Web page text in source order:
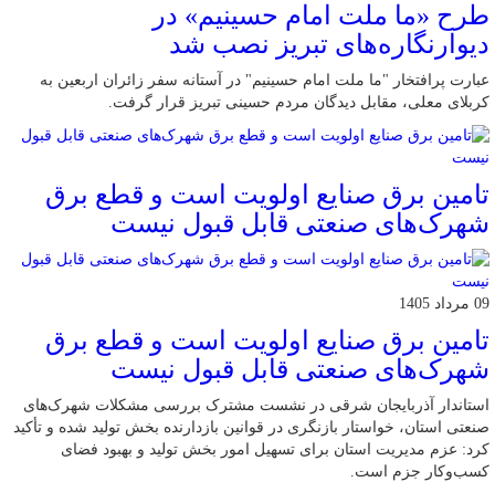
طرح «ما ملت امام حسینیم» در
دیوارنگاره‌های تبریز نصب شد
عبارت پرافتخار "ما ملت امام حسینیم" در آستانه سفر زائران اربعین به
کربلای معلی، مقابل دیدگان مردم حسینی تبریز قرار گرفت.
تامین برق صنایع اولویت است و قطع برق
شهرک‌های صنعتی قابل قبول نیست
09 مرداد 1405
تامین برق صنایع اولویت است و قطع برق
شهرک‌های صنعتی قابل قبول نیست
استاندار آذربایجان شرقی در نشست مشترک بررسی مشکلات شهرک‌های
صنعتی استان، خواستار بازنگری در قوانین بازدارنده بخش تولید شده و تأکید
کرد: عزم مدیریت استان برای تسهیل امور بخش تولید و بهبود فضای
کسب‌وکار جزم است.